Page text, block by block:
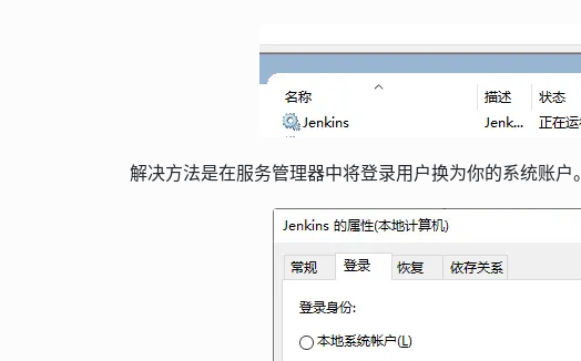
解决方法是在服务管理器中将登录用户换为你的系统账户。